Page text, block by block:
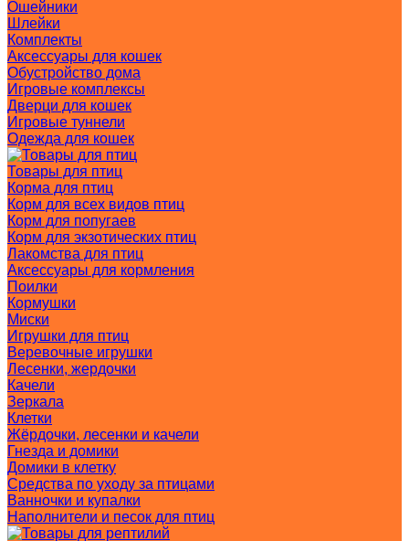
Ошейники
Шлейки
Комплекты
Аксессуары для кошек
Обустройство дома
Игровые комплексы
Дверци для кошек
Игровые туннели
Одежда для кошек
Товары для птиц
Корма для птиц
Корм для всех видов птиц
Корм для попугаев
Корм для экзотических птиц
Лакомства для птиц
Аксессуары для кормления
Поилки
Кормушки
Миски
Игрушки для птиц
Веревочные игрушки
Лесенки, жердочки
Качели
Зеркала
Клетки
Жёрдочки, лесенки и качели
Гнезда и домики
Домики в клетку
Средства по уходу за птицами
Ванночки и купалки
Наполнители и песок для птиц